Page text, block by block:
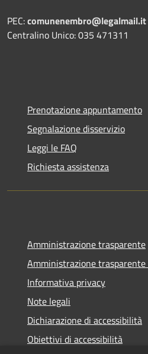
PEC:comunenembro@legalmail.it
Centralino Unico: 035 471311
Prenotazione appuntamento
Segnalazione disservizio
Leggi le FAQ
Richiesta assistenza
Amministrazione trasparente
Amministrazione
Informativa privacy
Note legali
Dichiarazione di accessibilità
Obiettivi di accessibilità